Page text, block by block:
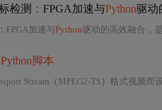
检测 ： FPGA加速与Python驱动
： FPGA加速与Python驱动的高效融合，是一项极具代表性的软硬协同智能
Python脚本
Stream （ MPEG2-TS ） 格式视频而